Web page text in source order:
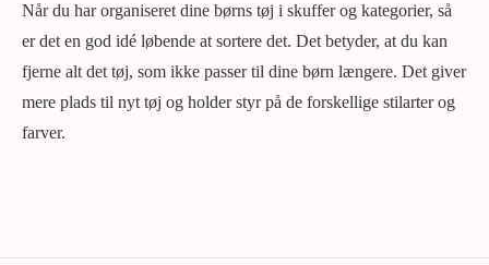
Når du har organiseret dine børns tøj i skuffer og kategorier, så
er det en god idé løbende at sortere det. Det betyder, at du kan
fjerne alt det tøj, som ikke passer til dine børn længere. Det giver
mere plads til nyt tøj og holder styr på de forskellige stilarter og
farver.